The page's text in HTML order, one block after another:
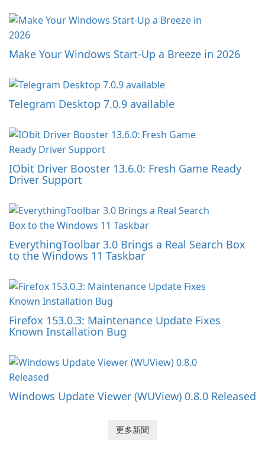
Make Your Windows Start-Up a Breeze in 2026
Telegram Desktop 7.0.9 available
IObit Driver Booster 13.6.0: Fresh Game Ready
Driver Support
EverythingToolbar 3.0 Brings a Real Search Box
to the Windows 11 Taskbar
Firefox 153.0.3: Maintenance Update Fixes
Known Installation Bug
Windows Update Viewer (WUView) 0.8.0 Released
更多新聞